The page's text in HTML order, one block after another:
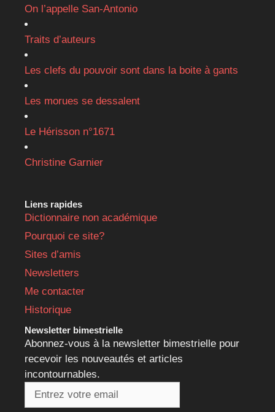
On l’appelle San-Antonio
Traits d’auteurs
Les clefs du pouvoir sont dans la boite à gants
Les morues se dessalent
Le Hérisson n°1671
Christine Garnier
Liens rapides
Dictionnaire non académique
Pourquoi ce site?
Sites d’amis
Newsletters
Me contacter
Historique
Newsletter bimestrielle
Abonnez-vous à la newsletter bimestrielle pour
recevoir les nouveautés et articles
incontournables.